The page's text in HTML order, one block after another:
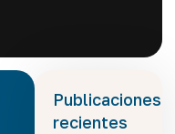
Publicaciones
recientes